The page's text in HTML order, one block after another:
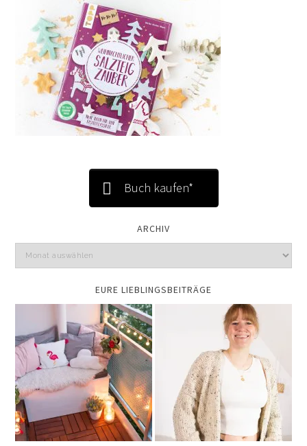
Buch kaufen*
ARCHIV
EURE LIEBLINGSBEITRÄGE